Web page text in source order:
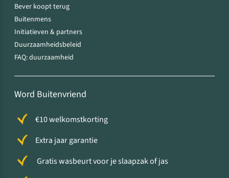
Bever koopt terug
Buitenmens
Initiatieven & partners
Duurzaamheidsbeleid
FAQ: duurzaamheid
Word Buitenvriend
€10 welkomstkorting
Extra jaar garantie
Gratis wasbeurt voor je slaapzak of jas